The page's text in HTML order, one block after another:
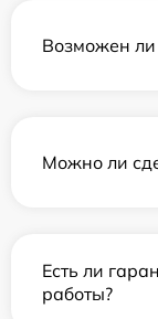
Возможен ли
Можно ли
Есть ли
работы?